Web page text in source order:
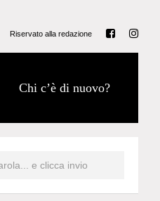
Riservato alla redazione
Chi c’è di nuovo?